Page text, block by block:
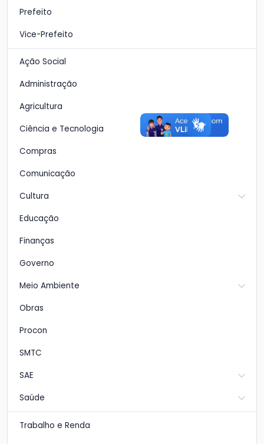
Prefeito
Vice-Prefeito
Ação Social
Administração
Agricultura
Ciência e Tecnologia
Compras
Comunicação
Cultura
Educação
Finanças
Governo
Meio Ambiente
Obras
Procon
SMTC
SAE
Saúde
Trabalho e Renda